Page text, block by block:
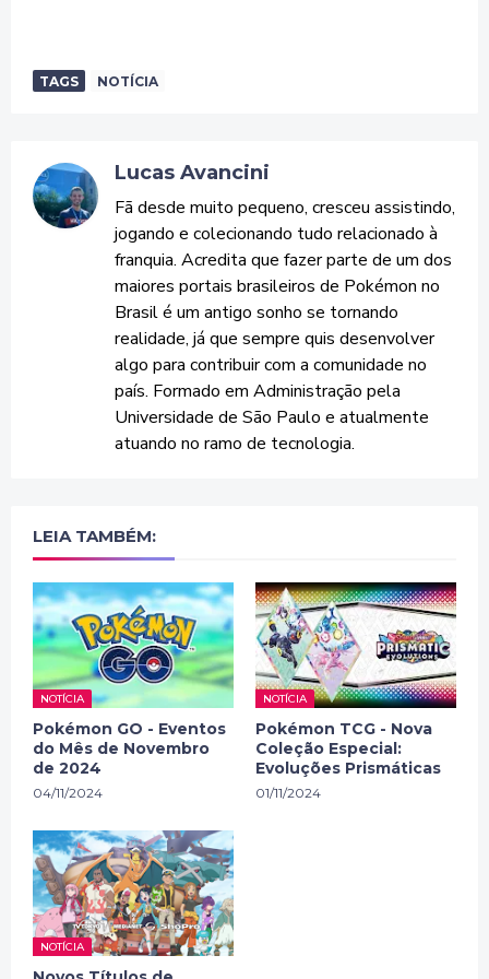
TAGS NOTÍCIA
Lucas Avancini
Fã desde muito pequeno, cresceu assistindo,
jogando e colecionando tudo relacionado à
franquia. Acredita que fazer parte de um dos
maiores portais brasileiros de Pokémon no
Brasil é um antigo sonho se tornando
realidade, já que sempre quis desenvolver
algo para contribuir com a comunidade no
país. Formado em Administração pela
Universidade de São Paulo e atualmente
atuando no ramo de tecnologia.
LEIA TAMBÉM:
NOTÍCIA
Pokémon GO - Eventos
do Mês de Novembro
de 2024
04/11/2024
NOTÍCIA
Pokémon TCG - Nova
Coleção Especial:
Evoluções Prismáticas
01/11/2024
NOTÍCIA